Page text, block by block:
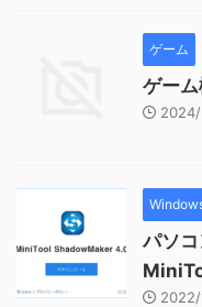
ゲーム
ゲー
パソ